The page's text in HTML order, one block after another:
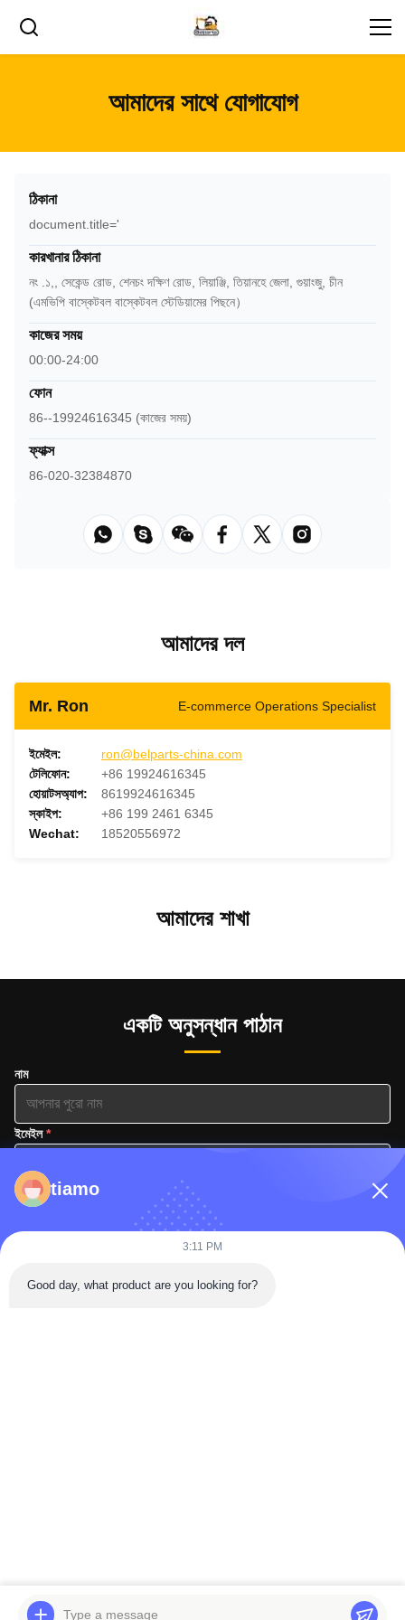
আমাদের সাথে যোগাযোগ
ঠিকানা
document.title='
কারখানার ঠিকানা
নং .১,, সেকেন্ড রোড, শেনচং দক্ষিণ রোড, লিয়াঞ্জি, তিয়ানহে জেলা, গুয়াংজু, চীন
(এমভিপি বাস্কেটবল বাস্কেটবল স্টেডিয়ামের পিছনে）
কাজের সময়
00:00-24:00
ফোন
86--19924616345 (কাজের সময়)
ফ্যাক্স
86-020-32384870
আমাদের দল
Mr. Ron E-commerce Operations Specialist
ইমেইল:
ron@belparts-china.com
টেলিফোন:
+86 19924616345
হোয়াটসঅ্যাপ:
8619924616345
স্কাইপ:
+86 199 2461 6345
Wechat:
18520556972
আমাদের শাখা
একটি অনুসন্ধান পাঠান
নাম
ইমেইল
ফোন নম্বর
© 2026 BELPARTS MACHINERY LIMITED. All Rights Reserved.
tiamo
3:11 PM
Good day, what product are you looking for?